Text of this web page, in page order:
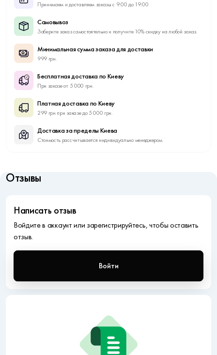
Принимаем и доставляем заказы с 9:00 до 19:00
Самовывоз
Заберите заказ самостоятельно и получите 10% скидку на любой заказ.
Минимальная сумма заказа для доставки
999 грн.
Бесплатная доставка по Киеву
При заказе от 5 000 грн.
Платная доставка по Киеву
299 грн при заказе до 5 000 грн.
Доставка за пределы Киева
Стоимость рассчитывается индивидуально менеджером.
Отзывы
Написать отзыв
Войдите в аккаунт или зарегистрируйтесь, чтобы оставить
отзыв.
Войти